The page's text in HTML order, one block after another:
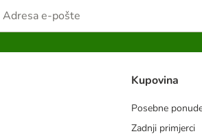
Kupovina
Posebne
Zadnji primjerci